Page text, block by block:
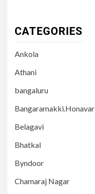
CATEGORIES
Ankola
Athani
bangaluru
Bangaramakki.Honavar
Belagavi
Bhatkal
Byndoor
Chamaraj Nagar